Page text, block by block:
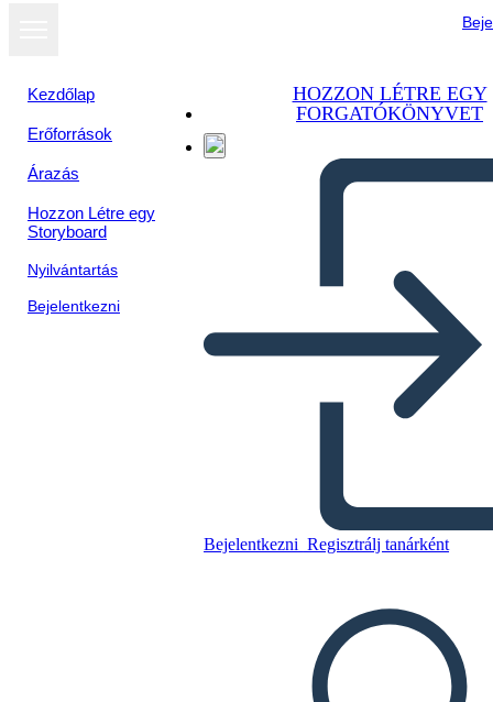
Kezdőlap
Erőforrások
Árazás
Hozzon Létre egy
Storyboard
Nyilvántartás
Bejelentkezni
HOZZON LÉTRE EGY
FORGATÓKÖNYVET
Bejelentkezni Regisztrálj tanárként
KÉSZÍTSEN EGY STORYBOARDOT
DIAVETÍTÉS LEJÁTSZÁSA
OLVASS NEKEM
Megtekintés
diavetítésként